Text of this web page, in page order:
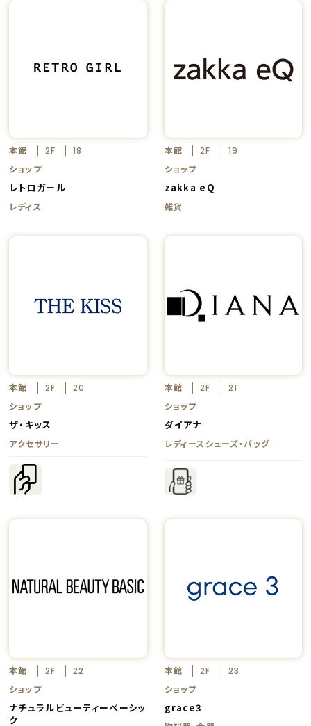
本館 2F
18
ショップ
レトロガール
レディス
本館 2F
19
ショップ
zakka eQ
雑貨
本館 2F
20
ショップ
ザ・キッス
アクセサリー
本館 2F
21
ショップ
ダイアナ
レディースシューズ・バッグ
本館 2F
22
ショップ
ナチュラルビューティーベーシッ
ク
本館 2F
23
ショップ
grace3